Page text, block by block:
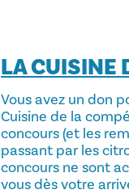
LA CUISINE
Vous avez un don
Cuisine de la
concours (et les
passant par les
concours ne sont
vous dès votre